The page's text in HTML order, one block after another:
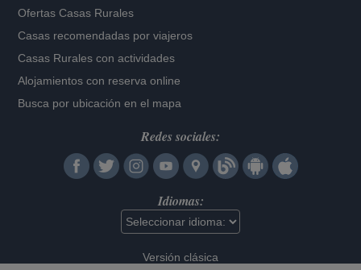
Ofertas Casas Rurales
Casas recomendadas por viajeros
Casas Rurales con actividades
Alojamientos con reserva online
Busca por ubicación en el mapa
Redes sociales:
Idiomas:
Versión clásica